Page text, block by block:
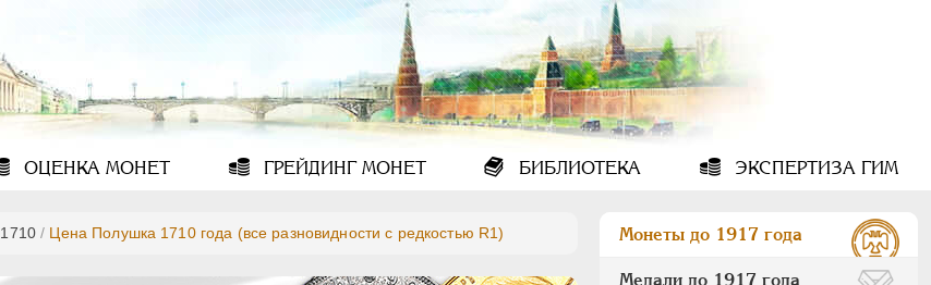
ОЦЕНКА МОНЕТ ГРЕЙДИНГМОНЕТ БИБЛИОТЕКА ЭКСПЕРТИЗА ГИМ
1710/ Цена Полушка 1710 года (все разновидности с редкостью R1) Монеты до 1917 года
Медали до 1917 года